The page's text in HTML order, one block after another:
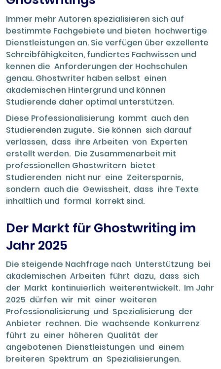
Immer mehr Autoren spezialisieren sich auf
bestimmte Fachgebiete und bieten hochwertige
Dienstleistungen an. Sie verfügen über exzellente
Schreibfähigkeiten, fundiertes Fachwissen und
kennen die Anforderungen der Hochschulen
genau. Ghostwriter haben selbst einen
akademischen Hintergrund und können
Studierende daher optimal unterstützen.
Diese Professionalisierung kommt auch den
Studierenden zugute. Sie können sich darauf
verlassen, dass ihre Arbeiten von Experten
erstellt werden. Die Zusammenarbeit mit
professionellen Ghostwritern bietet
Studierenden nicht nur eine Zeitersparnis,
sondern auch die Gewissheit, dass ihre Texte
inhaltlich und formal korrekt sind.
Der Markt für Ghostwriting im
Jahr 2025
Die steigende Nachfrage nach Unterstützung bei
akademischen Arbeiten führt dazu, dass sich
der Markt kontinuierlich weiterentwickelt. Im Jahr
2025 dürfen wir mit einer weiteren
Professionalisierung und Spezialisierung der
Anbieter rechnen. Die wachsende Konkurrenz
führt zu einer höheren Qualität der
angebotenen Dienstleistungen und einem
breiteren Spektrum an Spezialisierungen.